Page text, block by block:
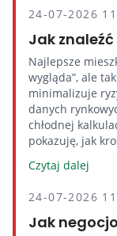
24-07-2026
Jak
Najlepsze
wygląda”, ale
minimalizuje
danych
chłodnej
pokazuję, jak
Czytaj dalej
24-07-2026
Jak